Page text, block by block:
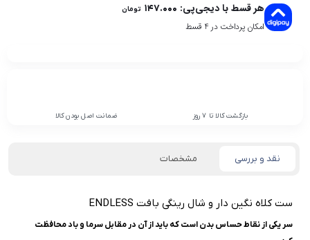
هر قسط با دیجی‌پی: ۱۴۷.۰۰۰ تومان
امکان پرداخت در 4 قسط
بازگشت کالا تا 7 روز ضمانت اصل بودن کالا
نقد و بررسی مشخصات
ست کلاه نگین دار و شال رینگی بافت ENDLESS
سر یکی از نقاط حساس بدن است که باید از آن در مقابل سرما و باد محافظت